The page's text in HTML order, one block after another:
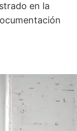
en la